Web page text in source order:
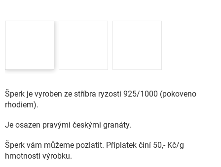
Šperk je vyroben ze stříbra ryzosti 925/1000 (pokoveno
rhodiem).
Je osazen pravými českými granáty.
Šperk vám můžeme pozlatit. Příplatek činí 50,- Kč/g
hmotnosti výrobku.